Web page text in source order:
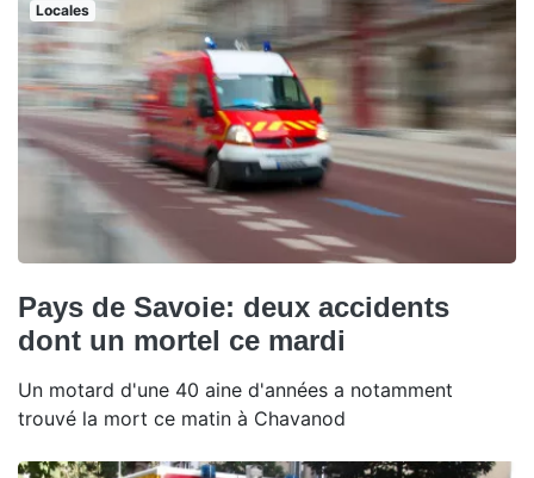
Locales
Pays de Savoie: deux accidents
dont un mortel ce mardi
Un motard d'une 40 aine d'années a notamment
trouvé la mort ce matin à Chavanod